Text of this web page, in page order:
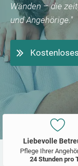
Wänden – die
und Angehörige."
Liebevolle
Pflege Ihrer
24 Stunden pro